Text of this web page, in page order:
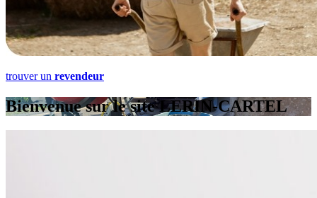
trouver un revendeur
Bienvenue sur le site LERIN-CARTEL